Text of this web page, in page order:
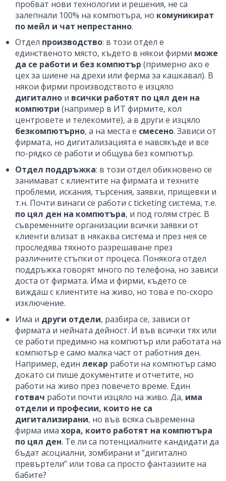
пробват нови технологии и решения, не са
залепнали 100% на компютъра, но комуникират
по мейл и чат непрестанно.
Отдел производство: в този отдел е
единственото място, където в някои фирми може
да се работи и без компютър(примерно ако е
цех за шиене на дрехи или ферма за кашкавал). В
някои фирми производството е изцяло
дигитално и всички работят по цял ден на
компютри (например в ИТ фирмите, кол
центровете и телекомите), а в други е изцяло
безкомпютърно, а на места е смесено. Зависи от
фирмата, но дигитализацията е навсякъде и все
по-рядко се работи и общува без компютър.
Отдел поддръжка: в този отдел обикновено се
занимават с клиентите на фирмата и техните
проблеми, искания, търсения, заявки, прищевки и
т.н. Почти винаги се работи с ticketing система, т.е.
по цял ден на компютъра, и под голям стрес. В
съвременните организации всички заявки от
клиенти влизат в някаква система и през нея се
проследява тяхното разрешаване през
различните стъпки от процеса. Понякога отдел
поддръжка говорят много по телефона, но зависи
доста от фирмата. Има и фирми, където се
виждаш с клиентите на живо, но това е по-скоро
изключение.
Има и други отдели, разбира се, зависи от
фирмата и нейната дейност. И във всички тях или
се работи предимно на компютър или работата на
компютър е само малка част от работния ден.
Например, единлекар работи на компютър само
докато си пише документите и отчетите, но
работи на живо през повечето време. Един
готвач работи почти изцяло на живо. Да, има
отдели и професии, които не са
дигитализирани, но във всяка съвременна
фирма имахора, които работят на компютъра
по цял ден. Те ли са потенциалните кандидати да
бъдат асоциални, зомбирани и “дигитално
превъртели” или това са просто фантазиите на
бабите?